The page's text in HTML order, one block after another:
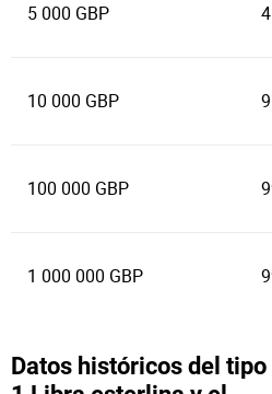
5 000 GBP
10 000 GBP
100 000 GBP
1 000 000 GBP
Datos históricos del tipo